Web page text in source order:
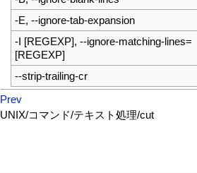
-E, --ignore-tab-expansion
-I [REGEXP], --ignore-matching-lines=
[REGEXP]
--strip-trailing-cr
Prev
UNIX/コマンド/テキスト処理/cut